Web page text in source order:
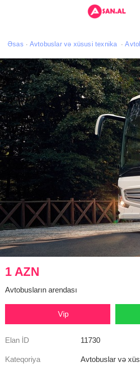
Əsas Avtobuslar və xüsusi texnika
1 AZN
Avtobusların arendası
Vip
Elan İD 11730
Kateqoriya Avtobuslar və